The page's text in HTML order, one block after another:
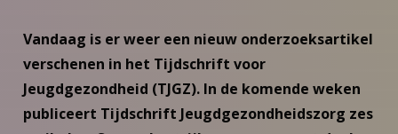
Vandaag is er weer een nieuw onderzoeksartikel
verschenen in het Tijdschrift voor
Jeugdgezondheid (TJGZ). In de komende weken
publiceert Tijdschrift Jeugdgezondheidszorg zes